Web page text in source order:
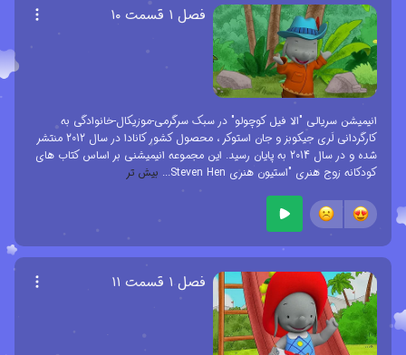
فصل ۱ قسمت ۱۰
انیمیشن سریالی "الا فیل کوچولو" در سبک سرگرمی-موزیکال-خانوادگی به
کارگردانی لَری جیکوبز و جان استوکر ، محصول کشور کانادا در سال 2012 منتشر
شده و در سال 2014 به پایان رسید. این مجموعه انیمیشنی بر اساس کتاب های
کودکانه زوج هنری "استیون هنری Steven Hen
... بیش تر
فصل ۱ قسمت ۱۱